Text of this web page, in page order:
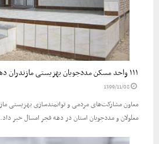
۱۱۱ واحد مسکن مددجویان بهزیستی مازندران دهه فجر واگذار می‌شود
1399/11/08
معلولان و مددجویان استان در دهه فجر امسال خبر داد.